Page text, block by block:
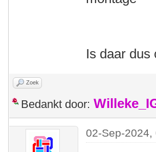
Is daar dus
Zoek
Bedankt door:
02-Sep-2024,